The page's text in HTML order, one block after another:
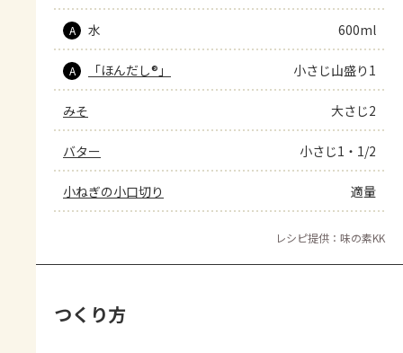
A 水 600ml
A 「ほんだし®」 小さじ山盛り1
みそ 大さじ2
バター 小さじ1・1/2
小ねぎの小口切り 適量
レシピ提供：味の素KK
つくり方